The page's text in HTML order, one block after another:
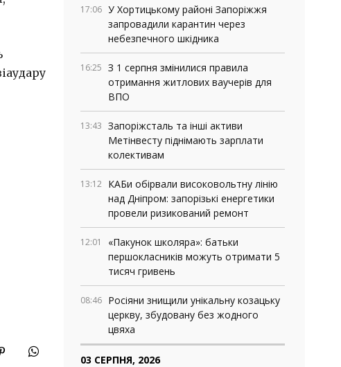
17:06 У Хортицькому районі Запоріжжя
запровадили карантин через
небезпечного шкідника
16:25 З 1 серпня змінилися правила
отримання житлових ваучерів для
ВПО
13:43 Запоріжсталь та інші активи
Метінвесту піднімають зарплати
колективам
13:12 КАБи обірвали високовольтну лінію
над Дніпром: запорізькі енергетики
провели ризикований ремонт
12:01
«Пакунок школяра»: батьки
першокласників можуть отримати 5
тисяч гривень
08:46 Росіяни знищили унікальну козацьку
церкву, збудовану без жодного
цвяха
03 СЕРПНЯ, 2026